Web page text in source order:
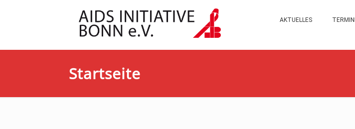
AKTUELLES
Startseite